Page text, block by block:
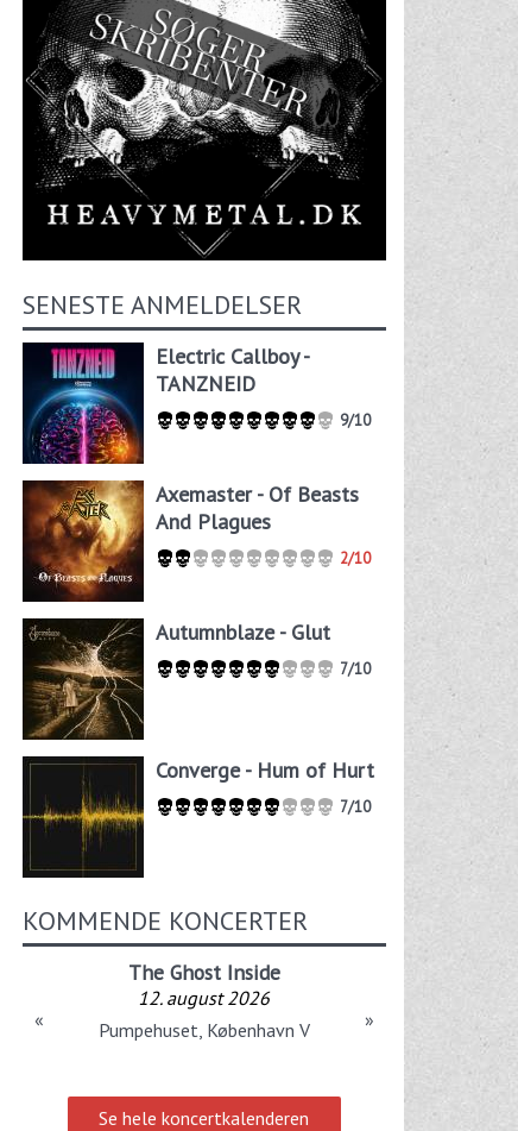
SENESTE ANMELDELSER
Electric Callboy -
TANZNEID
9/10
Axemaster - Of Beasts
And Plagues
2/10
Autumnblaze - Glut
7/10
Converge - Hum of Hurt
7/10
KOMMENDE KONCERTER
The Ghost Inside
12. august 2026
Pumpehuset, København V
« »
Se hele koncertkalenderen